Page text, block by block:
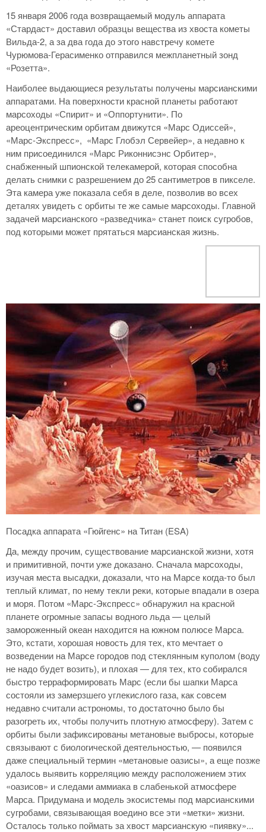
15 января 2006 года возвращаемый модуль аппарата
«Стардаст» доставил образцы вещества из хвоста кометы
Вильда-2, а за два года до этого навстречу комете
Чурюмова-Герасименко отправился межпланетный зонд
«Розетта».
Наиболее выдающиеся результаты получены марсианскими
аппаратами. На поверхности красной планеты работают
марсоходы «Спирит» и «Оппортунити». По
ареоцентрическим орбитам движутся «Марс Одиссей»,
«Марс-Экспресс», «Марс Глобэл Сервейер», а недавно к
ним присоединился «Марс Риконнисэнс Орбитер»,
снабженный шпионской телекамерой, которая способна
делать снимки с разрешением до 25 сантиметров в пикселе.
Эта камера уже показала себя в деле, позволив во всех
деталях увидеть с орбиты те же самые марсоходы. Главной
задачей марсианского «разведчика» станет поиск сугробов,
под которыми может прятаться марсианская жизнь.
Посадка аппарата «Гюйгенс» на Титан (ESA)
Да, между прочим, существование марсианской жизни, хотя
и примитивной, почти уже доказано. Сначала марсоходы,
изучая места высадки, доказали, что на Марсе когда-то был
теплый климат, по нему текли реки, которые впадали в озера
и моря. Потом «Марс-Экспресс» обнаружил на красной
планете огромные запасы водного льда — целый
замороженный океан находится на южном полюсе Марса.
Это, кстати, хорошая новость для тех, кто мечтает о
возведении на Марсе городов под стеклянным куполом (воду
не надо будет возить), и плохая — для тех, кто собирался
быстро терраформировать Марс (если бы шапки Марса
состояли из замерзшего углекислого газа, как совсем
недавно считали астрономы, то достаточно было бы
разогреть их, чтобы получить плотную атмосферу). Затем с
орбиты были зафиксированы метановые выбросы, которые
связывают с биологической деятельностью, — появился
даже специальный термин «метановые оазисы», а еще позже
удалось выявить корреляцию между расположением этих
«оазисов» и следами аммиака в слабенькой атмосфере
Марса. Придумана и модель экосистемы под марсианскими
сугробами, связывающая воедино все эти «метки» жизни.
Осталось только поймать за хвост марсианскую «пиявку»...